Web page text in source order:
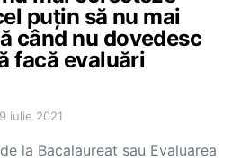
puțin să nu mai
când nu dovedesc
facă evaluări
9 iulie 2021
la Bacalaureat sau Evaluarea